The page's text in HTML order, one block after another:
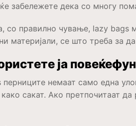
забележете дека со многу
со правилно чување, lazy bags
материјали, се што треба за
ја
перниците немаат само една
сакат. Ако претпочитаат